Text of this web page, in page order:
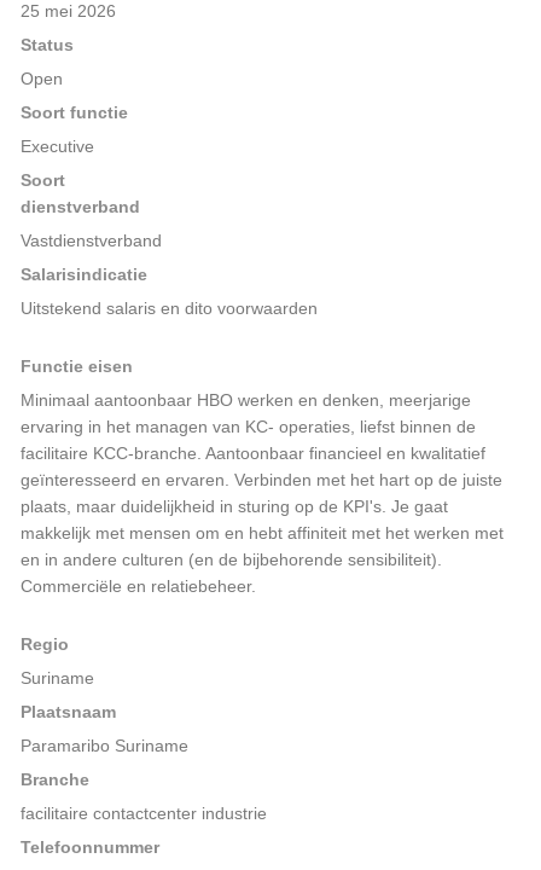
25 mei 2026
Status
Open
Soort functie
Executive
Soort
dienstverband
Vastdienstverband
Salarisindicatie
Uitstekend salaris en dito voorwaarden
Functie eisen
Minimaal aantoonbaar HBO werken en denken, meerjarige
ervaring in het managen van KC- operaties, liefst binnen de
facilitaire KCC-branche. Aantoonbaar financieel en kwalitatief
geïnteresseerd en ervaren. Verbinden met het hart op de juiste
plaats, maar duidelijkheid in sturing op de KPI's. Je gaat
makkelijk met mensen om en hebt affiniteit met het werken met
en in andere culturen (en de bijbehorende sensibiliteit).
Commerciële en relatiebeheer.
Regio
Suriname
Plaatsnaam
Paramaribo Suriname
Branche
facilitaire contactcenter industrie
Telefoonnummer